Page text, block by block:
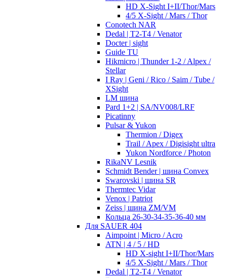
HD X-Sight I+II/Thor/Mars
4/5 X-Sight / Mars / Thor
Conotech NAR
Dedal | T2-T4 / Venator
Docter | sight
Guide TU
Hikmicro | Thunder 1-2 / Alpex /
Stellar
I Ray | Geni / Rico / Saim / Tube /
XSight
LM шина
Pard 1+2 | SA/NV008/LRF
Picatinny
Pulsar & Yukon
Thermion / Digex
Trail / Apex / Digisight ultra
Yukon Nordforce / Photon
RikaNV Lesnik
Schmidt Bender | шина Convex
Swarovski | шина SR
Thermtec Vidar
Venox | Patriot
Zeiss | шина ZM/VM
Кольца 26-30-34-35-36-40 мм
Для SAUER 404
Aimpoint | Micro / Acro
ATN | 4 / 5 / HD
HD X-sight I+II/Thor/Mars
4/5 X-Sight / Mars / Thor
Dedal | T2-T4 / Venator